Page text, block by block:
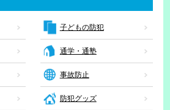
子どもの防犯
通学・通塾
事故防止
防犯グッズ